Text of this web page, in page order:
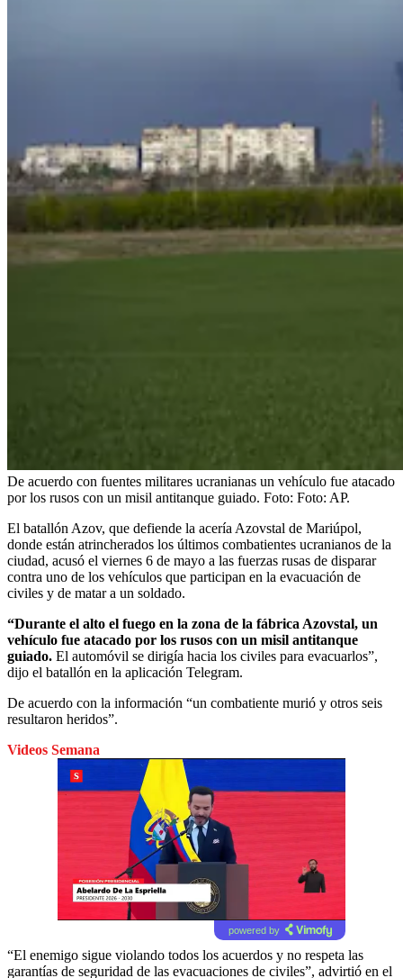
De acuerdo con fuentes militares ucranianas un vehículo fue atacado
por los rusos con un misil antitanque guiado. Foto: Foto: AP.
El batallón Azov, que defiende la acería Azovstal de Mariúpol,
donde están atrincherados los últimos combatientes ucranianos de la
ciudad, acusó el viernes 6 de mayo a las fuerzas rusas de disparar
contra uno de los vehículos que participan en la evacuación de
civiles y de matar a un soldado.
“Durante el alto el fuego en la zona de la fábrica Azovstal, un
vehículo fue atacado por los rusos con un misil antitanque
guiado. El automóvil se dirigía hacia los civiles para evacuarlos”,
dijo el batallón en la aplicación Telegram.
De acuerdo con la información “un combatiente murió y otros seis
resultaron heridos”.
Videos Semana
powered by
“El enemigo sigue violando todos los acuerdos y no respeta las
garantías de seguridad de las evacuaciones de civiles”, advirtió en el